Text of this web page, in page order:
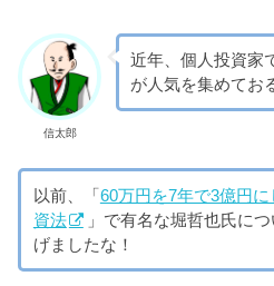
信太郎
近年、個人投資家
が人気を集めてお
以前、「60万円を7年で3億円
資法
」で有名な堀哲也氏に
げましたな！